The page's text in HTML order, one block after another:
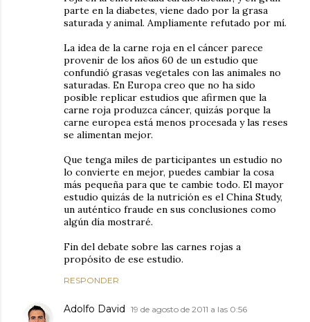
parte en la diabetes, viene dado por la grasa
saturada y animal. Ampliamente refutado por mí.
La idea de la carne roja en el cáncer parece
provenir de los años 60 de un estudio que
confundió grasas vegetales con las animales no
saturadas. En Europa creo que no ha sido
posible replicar estudios que afirmen que la
carne roja produzca cáncer, quizás porque la
carne europea está menos procesada y las reses
se alimentan mejor.
Que tenga miles de participantes un estudio no
lo convierte en mejor, puedes cambiar la cosa
más pequeña para que te cambie todo. El mayor
estudio quizás de la nutrición es el China Study,
un auténtico fraude en sus conclusiones como
algún día mostraré.
Fin del debate sobre las carnes rojas a
propósito de ese estudio.
RESPONDER
Adolfo David 19 de agosto de 2011 a las 0:56